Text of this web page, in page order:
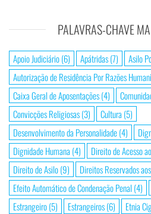
PALAVRAS-CHAVE
Apoio Judiciário(6) Apátridas(7) Asilo
Autorização de Residência Por Razões
Caixa Geral de Aposentações(4)
Convicções Religiosas(3) Cultura (5)
Desenvolvimento da Personalidade(4)
Dignidade Humana (4) Direito de Acesso
Direito de Asilo(9) Direitos Reservados
Efeito Automático de Condenação Penal (4)
Estrangeiro(5) Estrangeiros(6) Etnia